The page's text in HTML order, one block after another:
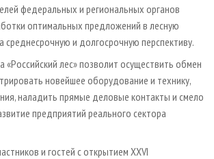
федеральных и региональных органов
оптимальных предложений в лесную
среднесрочную и долгосрочную перспективу.
«Российский лес» позволит осуществить обмен
новейшее оборудование и технику,
наладить прямые деловые контакты и смело
предприятий реального сектора
и гостей с открытием XXVI